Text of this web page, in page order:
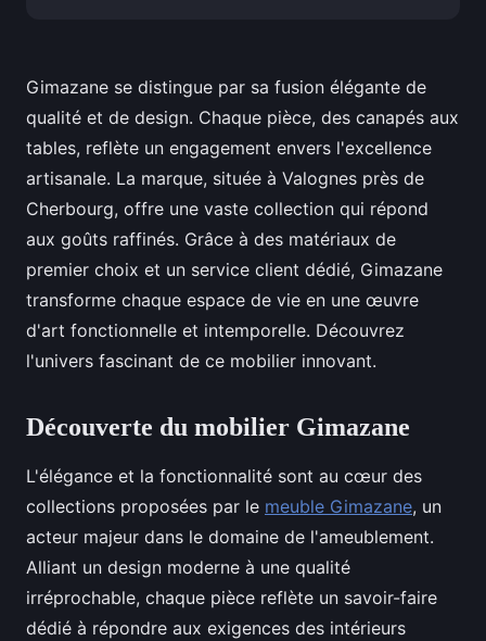
Gimazane se distingue par sa fusion élégante de
qualité et de design. Chaque pièce, des canapés aux
tables, reflète un engagement envers l'excellence
artisanale. La marque, située à Valognes près de
Cherbourg, offre une vaste collection qui répond
aux goûts raffinés. Grâce à des matériaux de
premier choix et un service client dédié, Gimazane
transforme chaque espace de vie en une œuvre
d'art fonctionnelle et intemporelle. Découvrez
l'univers fascinant de ce mobilier innovant.
Découverte du mobilier Gimazane
L'élégance et la fonctionnalité sont au cœur des
collections proposées par le meuble Gimazane, un
acteur majeur dans le domaine de l'ameublement.
Alliant un design moderne à une qualité
irréprochable, chaque pièce reflète un savoir-faire
dédié à répondre aux exigences des intérieurs